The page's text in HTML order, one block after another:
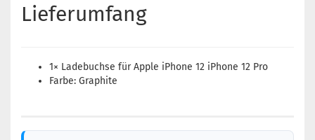
Lieferumfang
1× Ladebuchse für Apple iPhone 12 iPhone 12 Pro
Farbe: Graphite